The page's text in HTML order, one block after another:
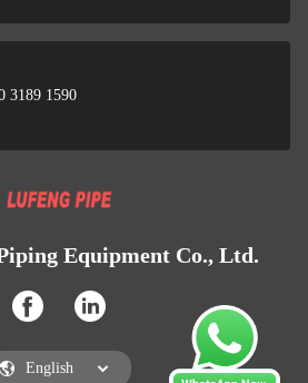
3189 1590
Equipment Co., Ltd.